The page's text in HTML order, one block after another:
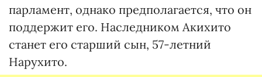
парламент, однако предполагается, что он
поддержит его. Наследником Акихито
станет его старший сын, 57-летний
Нарухито.